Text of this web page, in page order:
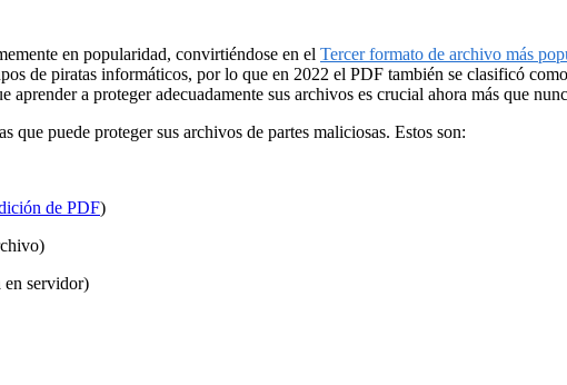
en popularidad, convirtiéndose en el Tercer formato de archivo más
de piratas informáticos, por lo que en 2022 el PDF también se clasificó
a proteger adecuadamente sus archivos es crucial ahora más que
puede proteger sus archivos de partes maliciosas. Estos son:
de PDF)
en servidor)